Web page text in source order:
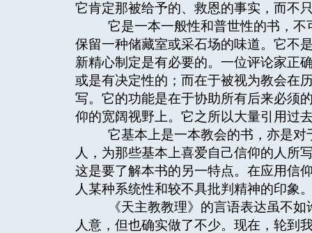
它肯定那被给予的、救恩的事实，而不
它是一本一般性和普世性的书，不
保留一种储藏室或采石场的味道。它不
新精心制定是有必要的。一位评论家正
或是有决定性的；而在于被视为教会在
写。它的功能是在于协助所有后来必须
仰的宽阔视野上。它之所以大量引用过
它基本上是一本教会的书，亦是对
人，为那些基本上喜爱自己信仰的人所
这是要了解本书的另一特点。在应用信
人某种系统性和较不具批判精神的印象
《天主教教理》的言语表达虽不如
人意，但也确实做了不少。现在，轮到